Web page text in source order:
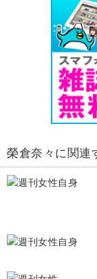
榮倉奈々に関連